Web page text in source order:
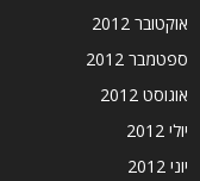
אוקטובר 2012
ספטמבר 2012
אוגוסט 2012
יולי 2012
יוני 2012